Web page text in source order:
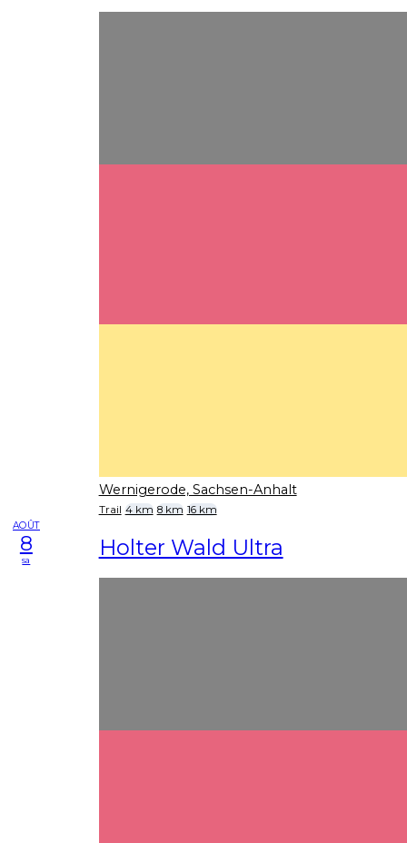
Wernigerode, Sachsen-Anhalt
Trail 4 km 8 km 16 km
AOÛT
8
sa Holter Wald Ultra